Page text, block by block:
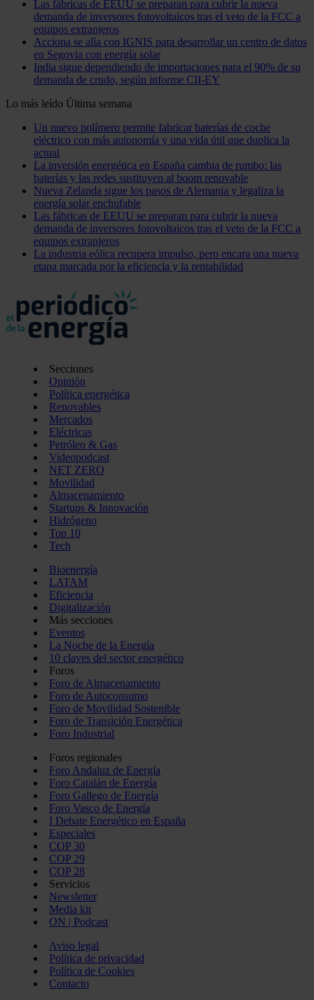
Las fábricas de EEUU se preparan para cubrir la nueva
demanda de inversores fotovoltaicos tras el veto de la FCC a
equipos extranjeros
Acciona se alía con IGNIS para desarrollar un centro de datos
en Segovia con energía solar
India sigue dependiendo de importaciones para el 90% de su
demanda de crudo, según informe CII-EY
Lo más leído Última semana
Un nuevo polímero permite fabricar baterías de coche
eléctrico con más autonomía y una vida útil que duplica la
actual
La inversión energética en España cambia de rumbo: las
baterías y las redes sustituyen al boom renovable
Nueva Zelanda sigue los pasos de Alemania y legaliza la
energía solar enchufable
Las fábricas de EEUU se preparan para cubrir la nueva
demanda de inversores fotovoltaicos tras el veto de la FCC a
equipos extranjeros
La industria eólica recupera impulso, pero encara una nueva
etapa marcada por la eficiencia y la rentabilidad
Secciones
Opinión
Política energética
Renovables
Mercados
Eléctricas
Petróleo & Gas
Videopodcast
NET ZERO
Movilidad
Almacenamiento
Startups & Innovación
Hidrógeno
Top 10
Tech
Bioenergía
LATAM
Eficiencia
Digitalización
Más secciones
Eventos
La Noche de la Energía
10 claves del sector energético
Foros
Foro de Almacenamiento
Foro de Autoconsumo
Foro de Movilidad Sostenible
Foro de Transición Energética
Foro Industrial
Foros regionales
Foro Andaluz de Energía
Foro Catalán de Energía
Foro Gallego de Energía
Foro Vasco de Energía
I Debate Energético en España
Especiales
COP 30
COP 29
COP 28
Servicios
Newsletter
Media kit
ON | Podcast
Aviso legal
Política de privacidad
Política de Cookies
Contacto